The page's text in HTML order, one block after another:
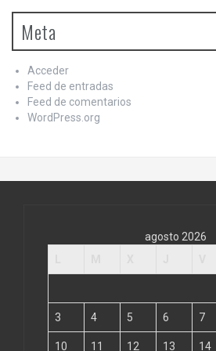
Meta
Acceder
Feed de entradas
Feed de comentarios
WordPress.org
agosto 2026
3 4 5 6 7
10 11 12 13 14